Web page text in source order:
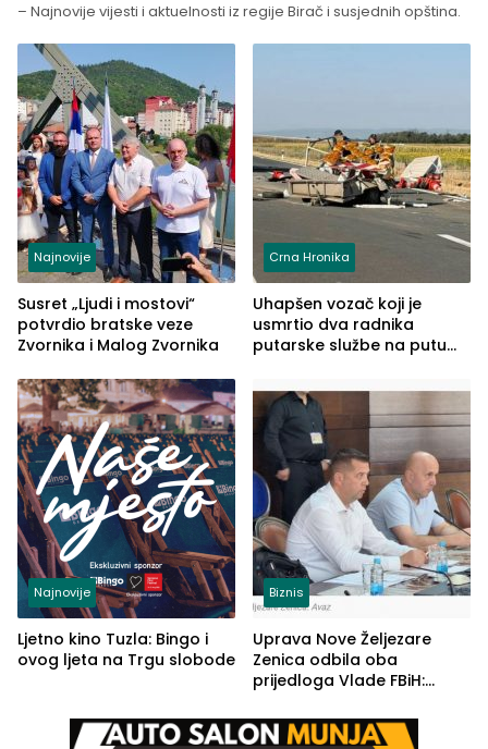
– Najnovije vijesti i aktuelnosti iz regije Birač i susjednih opština.
Najnovije
Susret „Ljudi i mostovi“
potvrdio bratske veze
Zvornika i Malog Zvornika
Crna Hronika
Uhapšen vozač koji je
usmrtio dva radnika
putarske službe na putu
(FOTO)
Najnovije
Ljetno kino Tuzla: Bingo i
ovog ljeta na Trgu slobode
Biznis
Uprava Nove Željezare
Zenica odbila oba
prijedloga Vlade FBiH:
rješenje